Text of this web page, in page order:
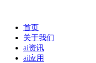
首页
关于我们
ai资讯
ai应用